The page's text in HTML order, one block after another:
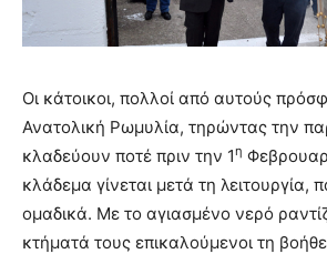
Οι κάτοικοι, πολλοί από αυτούς
Ανατολική Ρωμυλία, τηρώντας την
κλαδεύουν ποτέ πριν την 1η
κλάδεμα γίνεται μετά τη λειτουργία,
ομαδικά. Με το αγιασμένο νερό
κτήματά τους επικαλούμενοι τη